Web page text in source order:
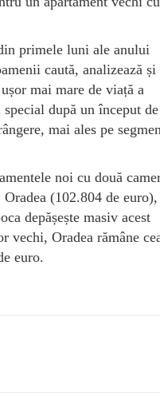
primele luni ale anului
caută, analizează și
mai mare de viață a
după un început de
mai ales pe
noi cu două
(102.804 de euro),
depășește masiv acest
vechi, Oradea rămâne
euro.